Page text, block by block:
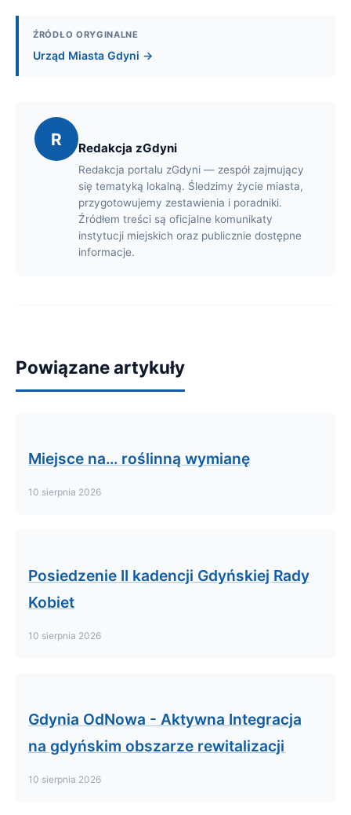
ŹRÓDŁO ORYGINALNE
Urząd Miasta Gdyni →
R Redakcja zGdyni
Redakcja portalu zGdyni — zespół zajmujący
się tematyką lokalną. Śledzimy życie miasta,
przygotowujemy zestawienia i poradniki.
Źródłem treści są oficjalne komunikaty
instytucji miejskich oraz publicznie dostępne
informacje.
Powiązane artykuły
Miejsce na… roślinną wymianę
10 sierpnia 2026
Posiedzenie II kadencji Gdyńskiej Rady
Kobiet
10 sierpnia 2026
Gdynia OdNowa - Aktywna Integracja
na gdyńskim obszarze rewitalizacji
10 sierpnia 2026